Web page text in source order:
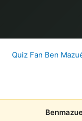
Quiz Fan Ben